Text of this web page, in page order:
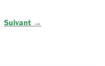
Suivant →